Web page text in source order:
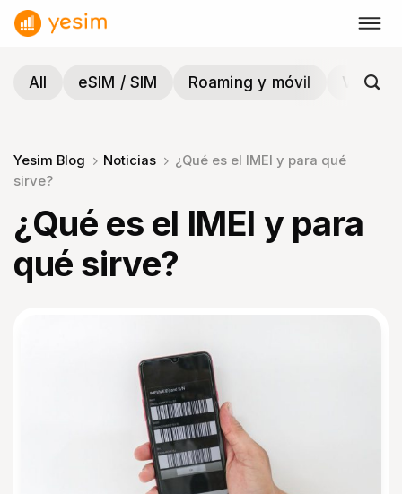
Saltar
All
eSIM / SIM Roaming y móvil Viajes
Yesim Blog Noticias
¿Qué es el IMEI y para qué
sirve?
¿Qué es el IMEI y para
qué sirve?